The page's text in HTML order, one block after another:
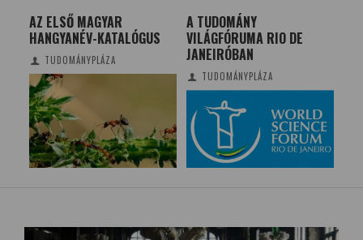
AZ ELSŐ MAGYAR
HANGYANÉV-KATALÓGUS
TUDOMÁNYPLÁZA
A TUDOMÁNY
VILÁGFÓRUMA RIO DE
JANEIRÓBAN
TUDOMÁNYPLÁZA